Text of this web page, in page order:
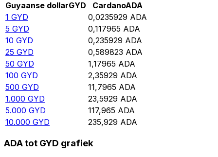
Guyaanse dollarGYD CardanoADA
1 GYD 0,0235929 ADA
5 GYD 0,117965 ADA
10 GYD 0,235929 ADA
25 GYD 0,589823 ADA
50 GYD 1,17965 ADA
100 GYD 2,35929 ADA
500 GYD 11,7965 ADA
1.000 GYD 23,5929 ADA
5.000 GYD 117,965 ADA
10.000 GYD 235,929 ADA
ADA tot GYD grafiek